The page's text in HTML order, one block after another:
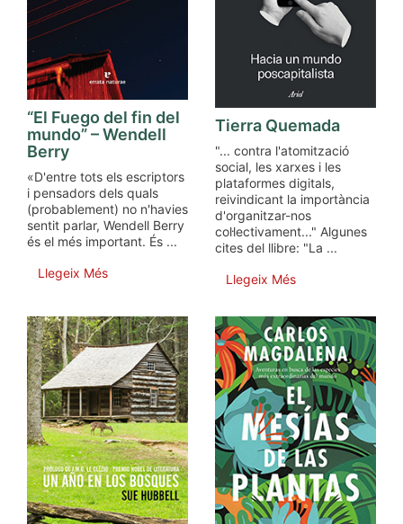
“El Fuego del fin del
mundo” – Wendell
Berry
«D'entre tots els escriptors
i pensadors dels quals
(probablement) no n'havies
sentit parlar, Wendell Berry
és el més important. És ...
Llegeix Més
Tierra Quemada
"... contra l'atomització
social, les xarxes i les
plataformes digitals,
reivindicant la importància
d'organitzar-nos
col·lectivament..." Algunes
cites del llibre: "La ...
Llegeix Més